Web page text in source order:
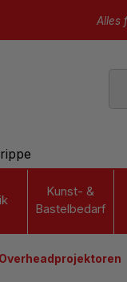
Alles
Kunst- &
Bastelbedarf
Overheadprojektoren